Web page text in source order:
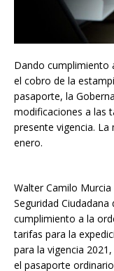
Dando cumplimiento
el cobro de la
pasaporte, la
modificaciones a las
presente vigencia.
enero.
Walter Camilo
Seguridad Ciudadana
cumplimiento a la
tarifas para la
para la vigencia
el pasaporte